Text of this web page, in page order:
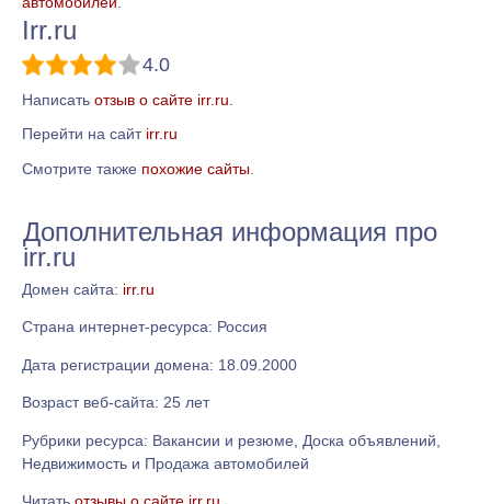
Irr.ru
4.0
Написать отзыв о сайте irr.ru
Перейти на сайт irr.ru
Смотрите также похожие сайты
Дополнительная информация про
irr.ru
Домен сайта: irr.ru
Страна интернет-ресурса: Россия
Дата регистрации домена: 18.09.2000
Возраст веб-сайта: 25 лет
Рубрики ресурса: Вакансии и резюме, Доска объявлений,
Недвижимость и Продажа автомобилей